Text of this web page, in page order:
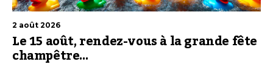
2 août 2026
Le 15 août, rendez-vous à la grande fête
champêtre…